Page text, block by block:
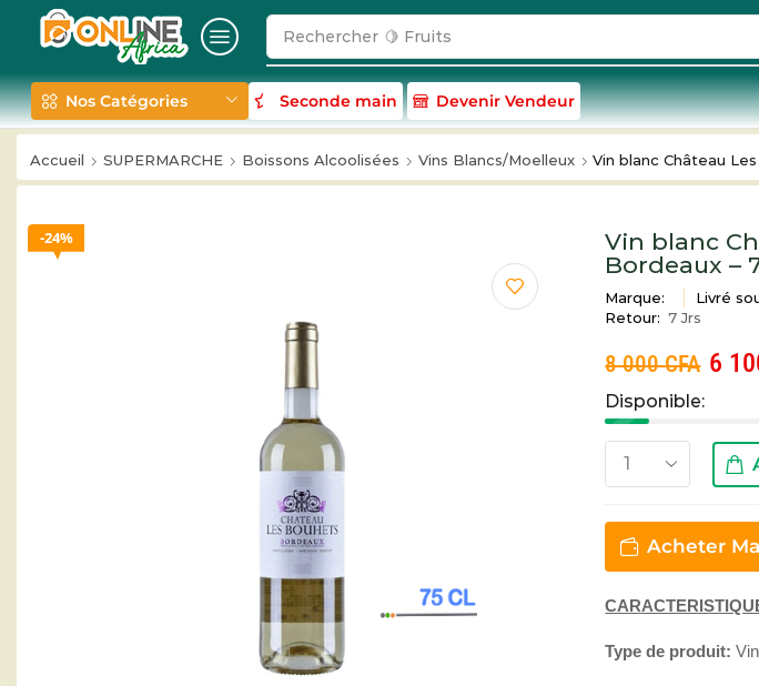
Rechercher 🍋 Fruits
Nos Catégories Seconde main Devenir Vendeur
Accueil SUPERMARCHE Boissons Alcoolisées Vins Blancs/Moelleux Vin blanc Château
24%
Vin blanc
Bordeaux –
Marque: Livré
Retour: 7 Jrs
8 000CFA 6
Disponible:
Acheter
Type de produit: